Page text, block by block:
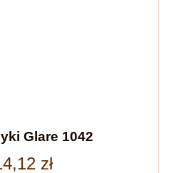
Glare 1042
zł